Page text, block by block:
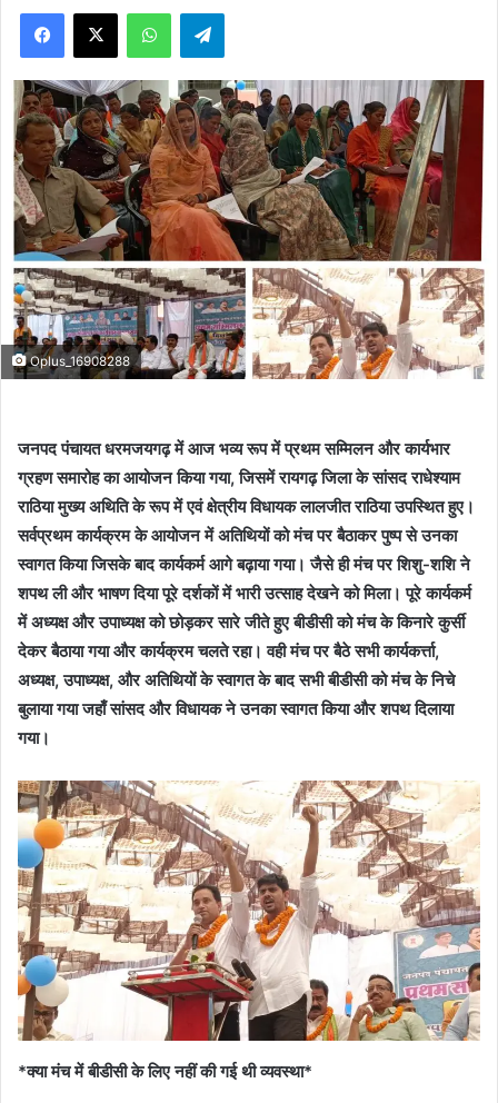
Facebook
X WhatsAppTelegram
Oplus_16908288
जनपद पंचायत धरमजयगढ़ में आज भव्य रूप में प्रथम सम्मिलन और कार्यभार
ग्रहण समारोह का आयोजन किया गया, जिसमें रायगढ़ जिला के सांसद राधेश्याम
राठिया मुख्य अथिति के रूप में एवं क्षेत्रीय विधायक लालजीत राठिया उपस्थित हुए।
सर्वप्रथम कार्यक्रम के आयोजन में अतिथियों को मंच पर बैठाकर पुष्प से उनका
स्वागत किया जिसके बाद कार्यकर्म आगे बढ़ाया गया। जैसे ही मंच पर शिशु-शशि ने
शपथ ली और भाषण दिया पूरे दर्शकों में भारी उत्साह देखने को मिला। पूरे कार्यकर्म
में अध्यक्ष और उपाध्यक्ष को छोड़कर सारे जीते हुए बीडीसी को मंच के किनारे कुर्सी
देकर बैठाया गया और कार्यक्रम चलते रहा। वही मंच पर बैठे सभी कार्यकर्त्ता,
अध्यक्ष, उपाध्यक्ष, और अतिथियों के स्वागत के बाद सभी बीडीसी को मंच के निचे
बुलाया गया जहाँ सांसद और विधायक ने उनका स्वागत किया और शपथ दिलाया
गया।
*क्या मंच में बीडीसी के लिए नहीं की गई थी व्यवस्था*